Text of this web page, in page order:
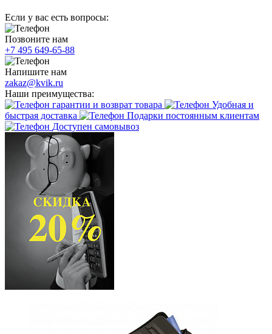
Если у вас есть вопросы:
Позвоните нам
+7 495 649-65-88
Напишите нам
zakaz@kvik.ru
Наши преимущества:
гарантии и возврат товара
Удобная и
быстрая доставка
Подарки постоянным клиентам
Доступен самовывоз